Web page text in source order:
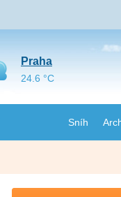
Sníh
Praha
24.6 °C